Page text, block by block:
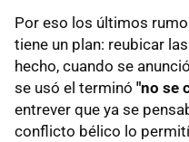
Por eso los últimos
tiene un plan: reubicar
hecho, cuando se
se usó el terminó "no se
entrever que ya se
conflicto bélico lo